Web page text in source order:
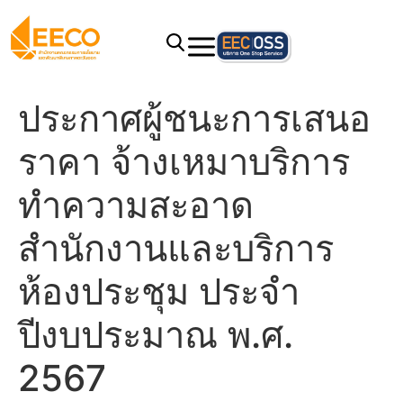
ประกาศผู้ชนะการเสนอ
ราคา จ้างเหมาบริการ
ทำความสะอาด
สำนักงานและบริการ
ห้องประชุม ประจำ
ปีงบประมาณ พ.ศ.
2567